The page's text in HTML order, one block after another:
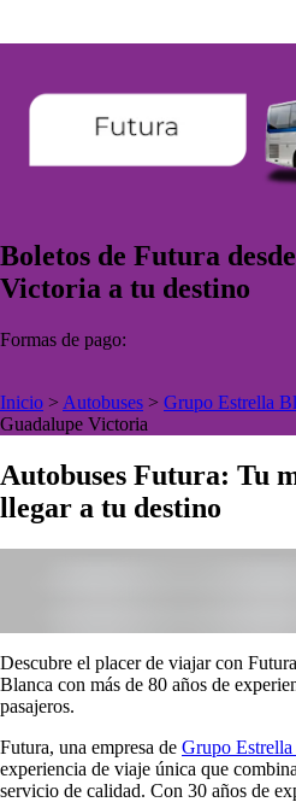
Boletos de Futura
Victoria a tu destino
Formas de pago:
Inicio > Autobuses > Grupo Estrella
Guadalupe Victoria
Autobuses Futura: Tu
llegar a tu destino
Descubre el placer de viajar con
Blanca con más de 80 años de
pasajeros.
Futura, una empresa de Grupo Estrella
experiencia de viaje única que
servicio de calidad. Con 30 años de